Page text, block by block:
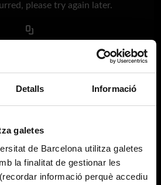
Detalls Informació
galetes
de Barcelona utilitza galetes
la finalitat de gestionar les
informació perquè accediu
please try again later.